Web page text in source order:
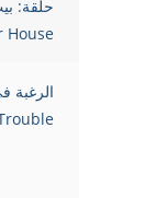
House